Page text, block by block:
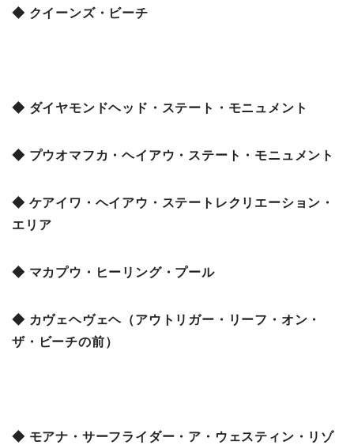
◆ クイーンズ・ビーチ
◆ ダイヤモンドヘッド・ステート・モニュメント
◆ プウオマフカ・ヘイアウ・ステート・モニュメント
◆ ケアイワ・ヘイアウ・ステートレクリエーション・
エリア
◆ マカプウ・ヒーリング・プール
◆ カヴェヘヴェヘ（アウトリガー・リーフ・オン・
ザ・ビーチの前）
◆ モアナ・サーフライダー・ア・ウェスティン・リゾ